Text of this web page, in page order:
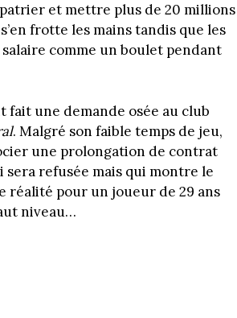
et mettre plus de 20 millions
frotte les mains tandis que les
comme un boulet pendant
une demande osée au club
. Malgré son faible temps de jeu,
une prolongation de contrat
sera refusée mais qui montre le
pour un joueur de 29 ans
niveau…